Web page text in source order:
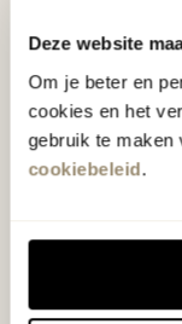
Deze website
Om je beter en
cookies en het
gebruik te maken
cookiebeleid.
Wie kent
'Weer
hebben
slaap- en
in